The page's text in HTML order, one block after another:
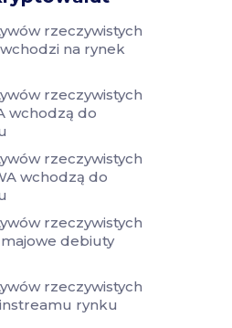
rzeczywistych
na rynek
rzeczywistych
wchodzą do
rzeczywistych
wchodzą do
rzeczywistych
debiuty
rzeczywistych
rynku